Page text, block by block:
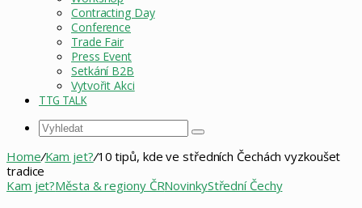
Contracting Day
Conference
Trade Fair
Press Event
Setkání B2B
Vytvořit Akci
TTG TALK
Vyhledat
Home/Kam jet?/10 tipů, kde ve středních Čechách vyzkoušet
tradice
Kam jet?Města & regiony ČRNovinkyStřední Čechy